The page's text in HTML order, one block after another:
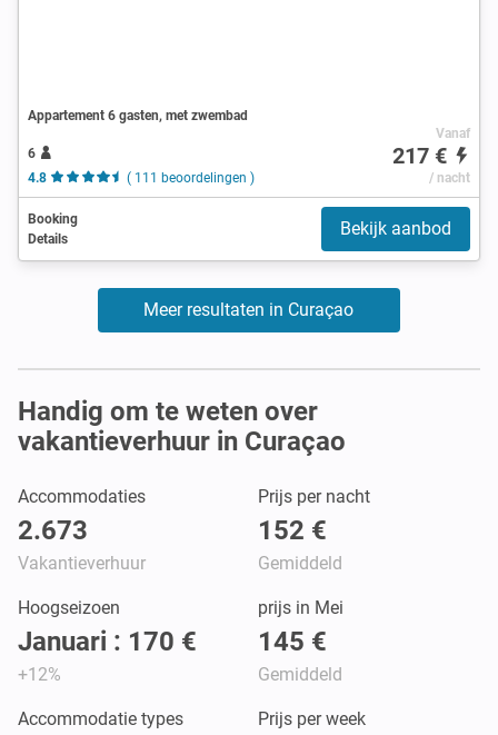
Appartement 6 gasten, met zwembad
6
4.8
( 111 beoordelingen )
Vanaf
217 €
/ nacht
Booking
Details
Bekijk aanbod
Meer resultaten in Curaçao
Handig om te weten over
vakantieverhuur in Curaçao
Accommodaties
2.673
Vakantieverhuur
Prijs per nacht
152 €
Gemiddeld
Hoogseizoen
Januari : 170 €
+12%
prijs in Mei
145 €
Gemiddeld
Accommodatie types Prijs per week